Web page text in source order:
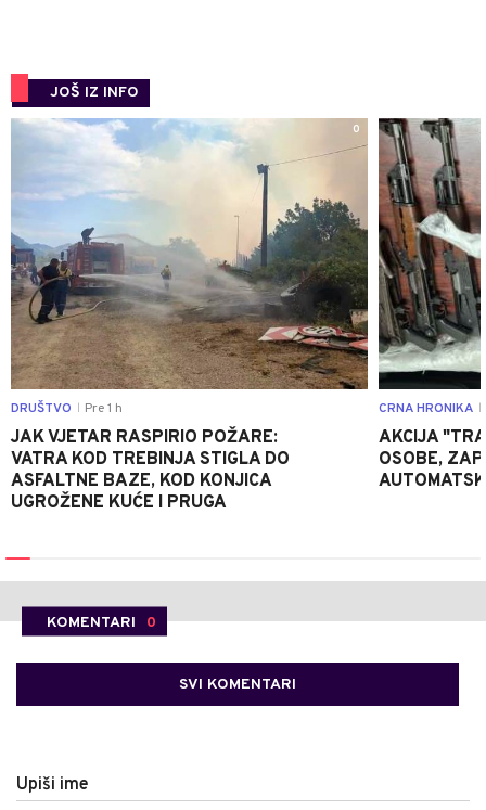
JOŠ IZ INFO
0
DRUŠTVO Pre 1 h
JAK VJETAR RASPIRIO POŽARE:
VATRA KOD TREBINJA STIGLA DO
ASFALTNE BAZE, KOD KONJICA
UGROŽENE KUĆE I PRUGA
CRNA HRONIKA
AKCIJA
OSOBE,
KOMENTARI 0
SVI KOMENTARI
Upiši ime